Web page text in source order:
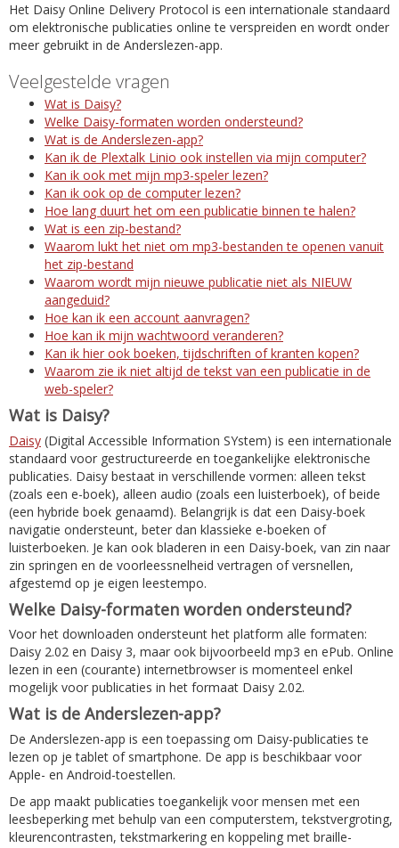
Het Daisy Online Delivery Protocol is een internationale standaard
om elektronische publicaties online te verspreiden en wordt onder
meer gebruikt in de Anderslezen-app.
Veelgestelde vragen
Wat is Daisy?
Welke Daisy-formaten worden ondersteund?
Wat is de Anderslezen-app?
Kan ik de Plextalk Linio ook instellen via mijn computer?
Kan ik ook met mijn mp3-speler lezen?
Kan ik ook op de computer lezen?
Hoe lang duurt het om een publicatie binnen te halen?
Wat is een zip-bestand?
Waarom lukt het niet om mp3-bestanden te openen vanuit
het zip-bestand
Waarom wordt mijn nieuwe publicatie niet als NIEUW
aangeduid?
Hoe kan ik een account aanvragen?
Hoe kan ik mijn wachtwoord veranderen?
Kan ik hier ook boeken, tijdschriften of kranten kopen?
Waarom zie ik niet altijd de tekst van een publicatie in de
web-speler?
Wat is Daisy?
Daisy (Digital Accessible Information SYstem) is een internationale
standaard voor gestructureerde en toegankelijke elektronische
publicaties. Daisy bestaat in verschillende vormen: alleen tekst
(zoals een e-boek), alleen audio (zoals een luisterboek), of beide
(een hybride boek genaamd). Belangrijk is dat een Daisy-boek
navigatie ondersteunt, beter dan klassieke e-boeken of
luisterboeken. Je kan ook bladeren in een Daisy-boek, van zin naar
zin springen en de voorleessnelheid vertragen of versnellen,
afgestemd op je eigen leestempo.
Welke Daisy-formaten worden ondersteund?
Voor het downloaden ondersteunt het platform alle formaten:
Daisy 2.02 en Daisy 3, maar ook bijvoorbeeld mp3 en ePub. Online
lezen in een (courante) internetbrowser is momenteel enkel
mogelijk voor publicaties in het formaat Daisy 2.02.
Wat is de Anderslezen-app?
De Anderslezen-app is een toepassing om Daisy-publicaties te
lezen op je tablet of smartphone. De app is beschikbaar voor
Apple- en Android-toestellen.
De app maakt publicaties toegankelijk voor mensen met een
leesbeperking met behulp van een computerstem, tekstvergroting,
kleurencontrasten, tekstmarkering en koppeling met braille-